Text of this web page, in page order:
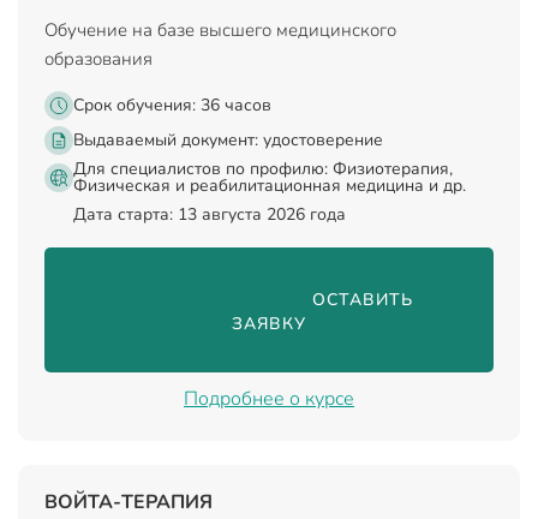
Обучение на базе высшего медицинского
образования
Срок обучения: 36 часов
Выдаваемый документ: удостоверение
Для специалистов по профилю: Физиотерапия,
Физическая и реабилитационная медицина и др.
Дата старта: 13 августа 2026 года
                                ОСТАВИТЬ
ЗАЯВКУ
Подробнее о курсе
ВОЙТА-ТЕРАПИЯ